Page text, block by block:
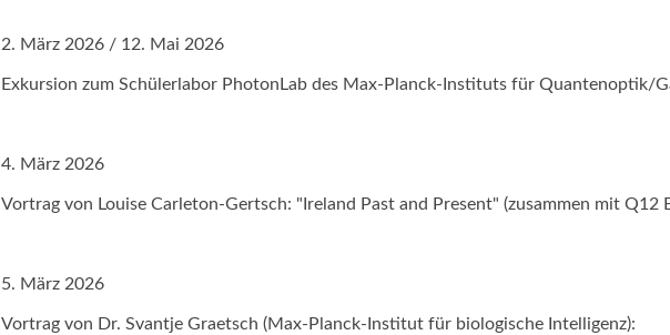
2. März 2026 / 12. Mai 2026
Exkursion zum Schülerlabor PhotonLab des Max-Planck-Instituts für Quantenoptik/
4. März 2026
Vortrag von Louise Carleton-Gertsch: "Ireland Past and Present" (zusammen mit Q12
5. März 2026
Vortrag von Dr. Svantje Graetsch (Max-Planck-Institut für biologische Intelligenz):